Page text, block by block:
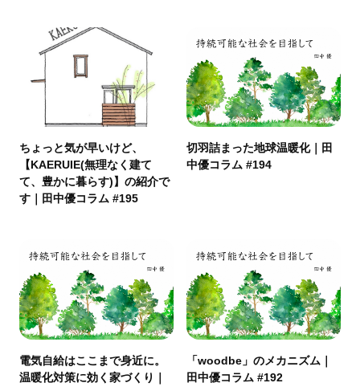
ちょっと気が早いけど、
【KAERUIE(無理なく建て
て、豊かに暮らす)】の紹介で
す｜田中優コラム #195
切羽詰まった地球温暖化｜田
中優コラム #194
電気自給はここまで身近に。
温暖化対策に効く家づくり｜
「woodbe」のメカニズム｜
田中優コラム #192